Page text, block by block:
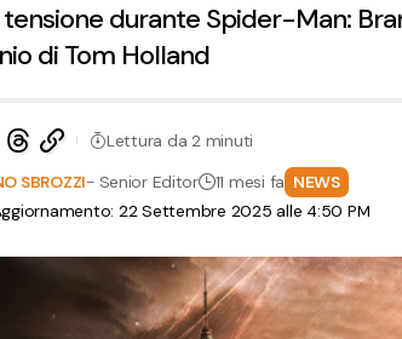
durante Spider-Man:
di Tom Holland
22 Settembre 2025 alle 4:50 PM
SBROZZI- Senior Editor 11 mesi fa NEWS
Lettura da 2 minuti